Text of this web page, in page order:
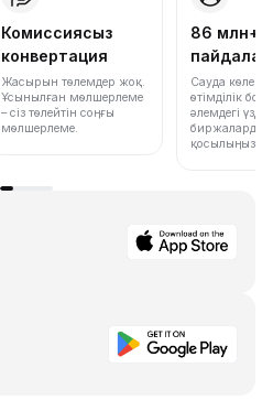
Комиссиясыз
конвертация
Жасырын төлемдер жоқ.
Ұсынылған мөлшерлеме
– сіз төлейтін соңғы
мөлшерлеме.
86 млн+
Сауда көлемі
өтімділік
әлемдегі үздік
биржалардың
қосылыңыз.